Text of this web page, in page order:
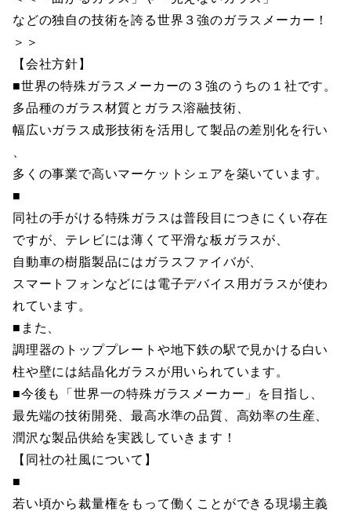
などの独自の技術を誇る世界３強のガラスメーカー！
＞＞
【会社方針】
■世界の特殊ガラスメーカーの３強のうちの１社です。
多品種のガラス材質とガラス溶融技術、
幅広いガラス成形技術を活用して製品の差別化を行い
多くの事業で高いマーケットシェアを築いています。
■
同社の手がける特殊ガラスは普段目につきにくい存在
ですが、テレビには薄くて平滑な板ガラスが、
自動車の樹脂製品にはガラスファイバが、
スマートフォンなどには電子デバイス用ガラスが使わ
れています。
■また、
調理器のトッププレートや地下鉄の駅で見かける白い
柱や壁には結晶化ガラスが用いられています。
■今後も「世界一の特殊ガラスメーカー」を目指し、
最先端の技術開発、最高水準の品質、高効率の生産、
潤沢な製品供給を実践していきます！
【同社の社風について】
■
若い頃から裁量権をもって働くことができる現場主義